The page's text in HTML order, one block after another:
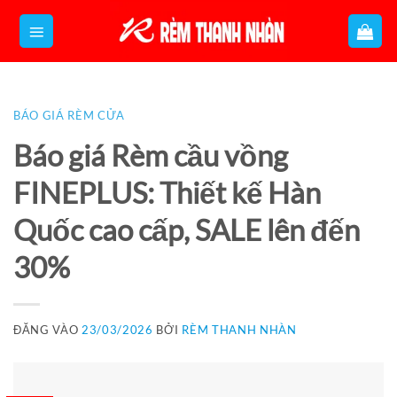
qua
dung
BÁO GIÁ RÈM CỬA
Báo giá Rèm cầu vồng
FINEPLUS: Thiết kế Hàn
Quốc cao cấp, SALE lên đến
30%
ĐĂNG VÀO23/03/2026 BỞI RÈM THANH NHÀN